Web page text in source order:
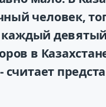
человек,
каждый
в
считает